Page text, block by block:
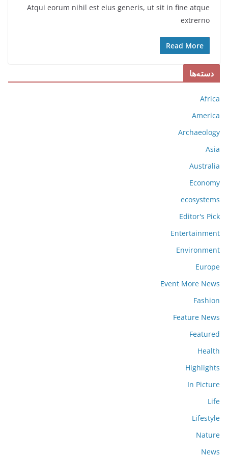
Atqui eorum nihil est eius generis, ut sit in fine atque
extrerno
Read More
دسته‌ها
Africa
America
Archaeology
Asia
Australia
Economy
ecosystems
Editor's Pick
Entertainment
Environment
Europe
Event More News
Fashion
Feature News
Featured
Health
Highlights
In Picture
Life
Lifestyle
Nature
News